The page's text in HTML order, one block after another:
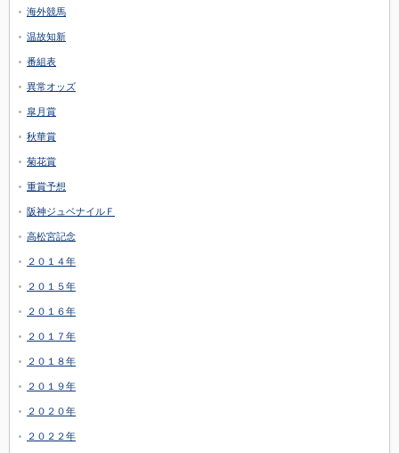
海外競馬
温故知新
番組表
異常オッズ
皐月賞
秋華賞
菊花賞
重賞予想
阪神ジュベナイルＦ
高松宮記念
２０１４年
２０１５年
２０１６年
２０１７年
２０１８年
２０１９年
２０２０年
２０２２年